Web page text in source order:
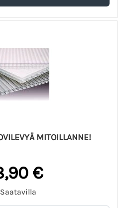
MITOILLANNE!
€